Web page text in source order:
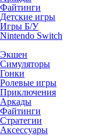
Файтинги
Детские игры
Игры Б/У
Nintendo Switch
Экшен
Симуляторы
Гонки
Ролевые игры
Приключения
Аркады
Файтинги
Стратегии
Аксессуары